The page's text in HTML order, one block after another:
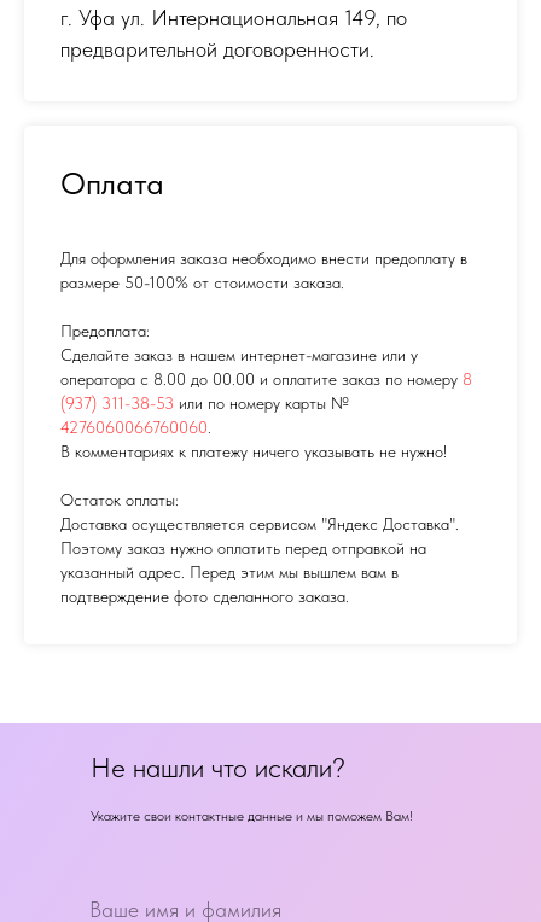
г. Уфа ул. Интернациональная 149, по
предварительной договоренности.
Оплата
Для оформления заказа необходимо внести предоплату в
размере 50-100% от стоимости заказа.
Предоплата:
Сделайте заказ в нашем интернет-магазине или у
оператора с 8.00 до 00.00 и оплатите заказ по номеру 8
(937) 311-38-53 или по номеру карты №
4276060066760060
В комментариях к платежу ничего указывать не нужно!
Остаток оплаты:
Доставка осуществляется сервисом "Яндекс Доставка".
Поэтому заказ нужно оплатить перед отправкой на
указанный адрес. Перед этим мы вышлем вам в
подтверждение фото сделанного заказа.
Не нашли что искали?
Укажите свои контактные данные и мы поможем Вам!